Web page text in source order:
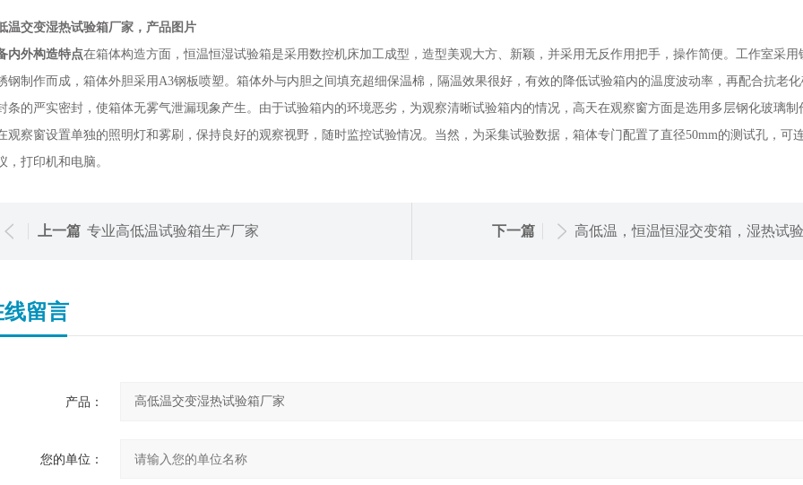
温交变湿热试验箱厂家，产品图片
内外构造特点在箱体构造方面，恒温恒湿试验箱是采用数控机床加工成型，造型美观大方、新颖，并采用无反作用把手，操作简便。工作室采用
钢制作而成，箱体外胆采用A3钢板喷塑。箱体外与内胆之间填充超细保温棉，隔温效果很好，有效的降低试验箱内的温度波动率，再配合抗老
条的严实密封，使箱体无雾气泄漏现象产生。由于试验箱内的环境恶劣，为观察清晰试验箱内的情况，高天在观察窗方面是选用多层钢化玻璃制
观察窗设置单独的照明灯和雾刷，保持良好的观察视野，随时监控试验情况。当然，为采集试验数据，箱体专门配置了直径50mm的测试孔，可
，打印机和电脑。
上一篇 专业高低温试验箱生产厂家 下一篇 高低温，恒温恒湿交变箱，湿热试
线留言
产品：
您的单位：